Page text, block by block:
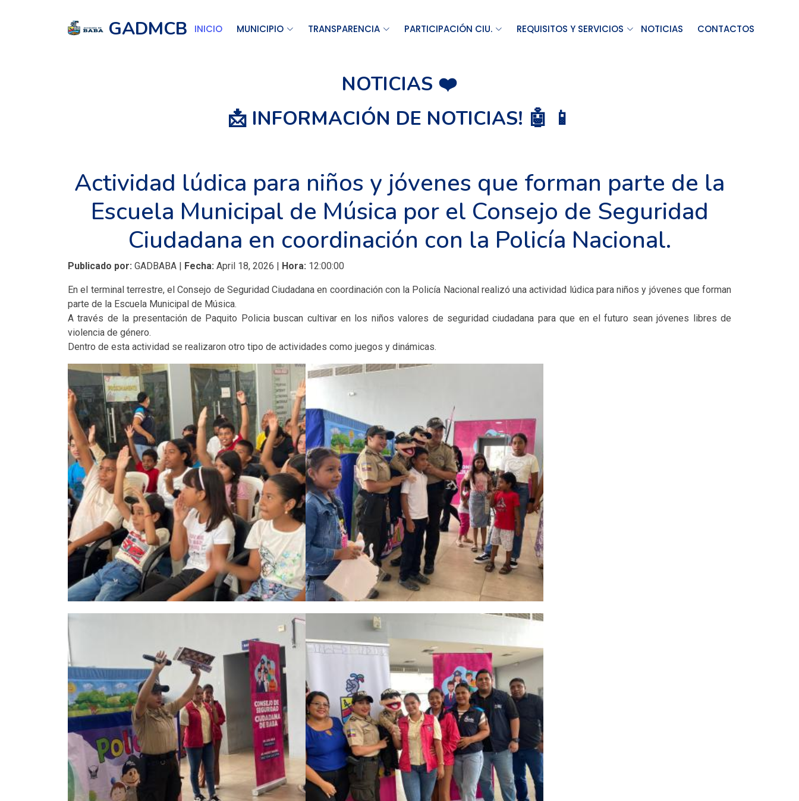
GADMCB INICIO MUNICIPIO TRANSPARENCIA PARTICIPACIÓN CIU. REQUISITOS Y SERVICIOS NOTICIAS CONTACTOS
NOTICIAS ❤️
📩 INFORMACIÓN DE NOTICIAS! 🤖 📱
Actividad lúdica para niños y jóvenes que forman parte de la
Escuela Municipal de Música por el Consejo de Seguridad
Ciudadana en coordinación con la Policía Nacional.
Publicado por: GADBABA | Fecha: April 18, 2026 | Hora: 12:00:00
En el terminal terrestre, el Consejo de Seguridad Ciudadana en coordinación con la Policía Nacional realizó una actividad lúdica para niños y jóvenes que forman
parte de la Escuela Municipal de Música.
A través de la presentación de Paquito Policia buscan cultivar en los niños valores de seguridad ciudadana para que en el futuro sean jóvenes libres de
violencia de género.
Dentro de esta actividad se realizaron otro tipo de actividades como juegos y dinámicas.